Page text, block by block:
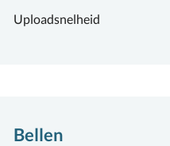
Uploadsnelheid
Bellen